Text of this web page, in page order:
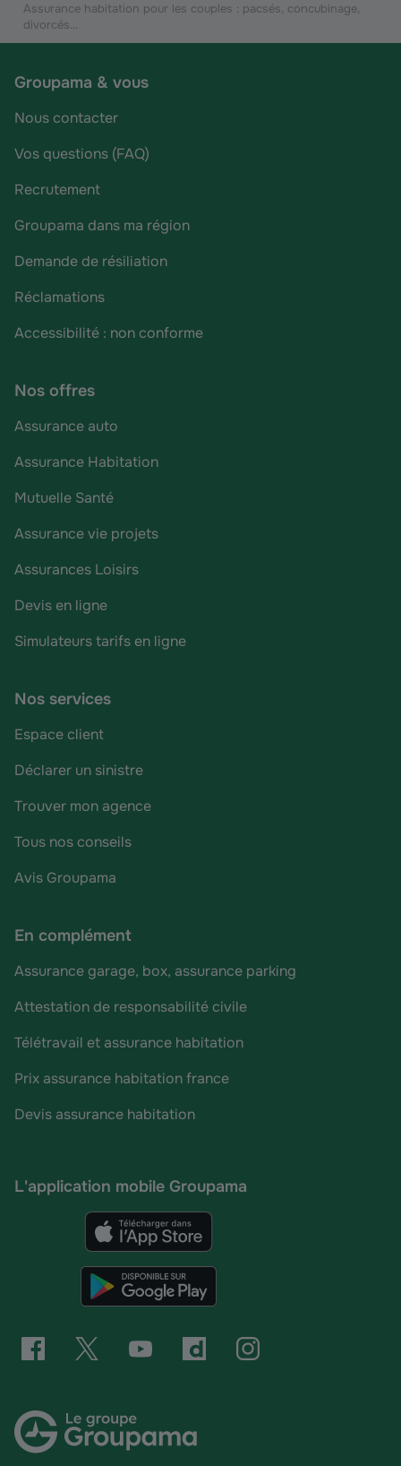
Assurance habitation pour les couples : pacsés, concubinage,
divorcés...
Groupama & vous
Nous contacter
Vos questions (FAQ)
Recrutement
Groupama dans ma région
Demande de résiliation
Réclamations
Accessibilité : non conforme
Nos offres
Assurance auto
Assurance Habitation
Mutuelle Santé
Assurance vie projets
Assurances Loisirs
Devis en ligne
Simulateurs tarifs en ligne
Nos services
Espace client
Déclarer un sinistre
Trouver mon agence
Tous nos conseils
Avis Groupama
En complément
Assurance garage, box, assurance parking
Attestation de responsabilité civile
Télétravail et assurance habitation
Prix assurance habitation france
Devis assurance habitation
L'application mobile Groupama